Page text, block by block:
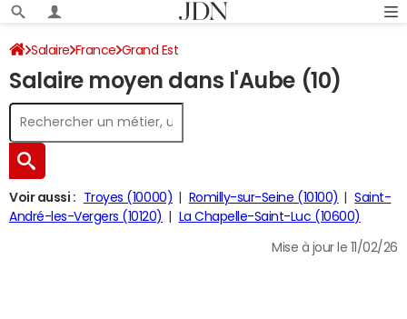
Salaire France Grand Est
Salaire moyen dans l'Aube (10)
Voir aussi : Troyes (10000) Romilly-sur-Seine (10100)
Saint-
André-les-Vergers (10120)
La Chapelle-Saint-Luc (10600)
Mise à jour le 11/02/26